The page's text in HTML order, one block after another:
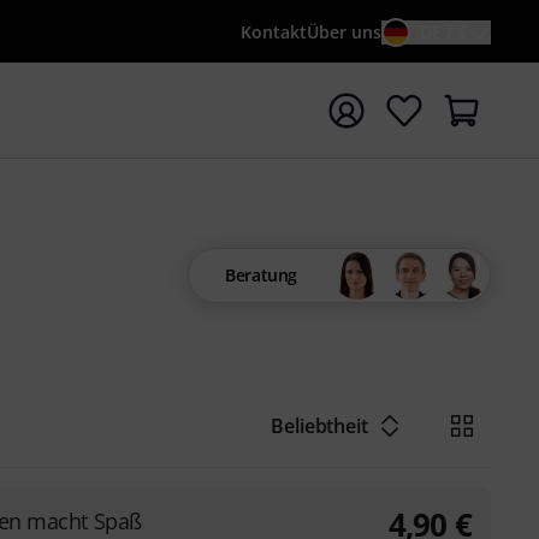
KontaktÜber uns
mit Suchwort {searchTerm} starten
Beratung
Beliebtheit
macht Spaß 4,90 €